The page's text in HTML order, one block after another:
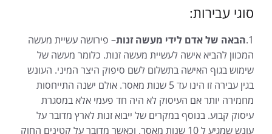
סוגי עבירות:
1. הבאה של אדם לידי מעשה זנות– פירושה עשיית מעשה
המכוון להביא אישה לעשיית מעשה זנות. כלומר מעשה של
שימוש בגוף האישה בתשלום לשם סיפוק היצר המיני. העונש
בגין עבירה זו הינו עד 5 שנות מאסר. אולם ישנה התייחסות
מחמירה יותר אם העיסוק לא היה חד פעמי אלא במסגרת
עיסוק קבוע. בנוסף במקרים של ייבוא זנות לארץ מדובר על
עונש שמגיע ל 10 שנות מאסר. וכאשר מדובר על קטינים החוק